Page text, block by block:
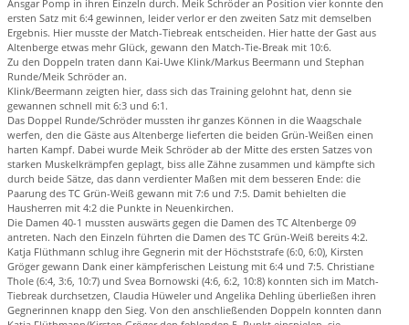
Ansgar Pomp in ihren Einzeln durch. Meik Schröder an Position vier konnte den
ersten Satz mit 6:4 gewinnen, leider verlor er den zweiten Satz mit demselben
Ergebnis. Hier musste der Match-Tiebreak entscheiden. Hier hatte der Gast aus
Altenberge etwas mehr Glück, gewann den Match-Tie-Break mit 10:6.
Zu den Doppeln traten dann Kai-Uwe Klink/Markus Beermann und Stephan
Runde/Meik Schröder an.
Klink/Beermann zeigten hier, dass sich das Training gelohnt hat, denn sie
gewannen schnell mit 6:3 und 6:1.
Das Doppel Runde/Schröder mussten ihr ganzes Können in die Waagschale
werfen, den die Gäste aus Altenberge lieferten die beiden Grün-Weißen einen
harten Kampf. Dabei wurde Meik Schröder ab der Mitte des ersten Satzes von
starken Muskelkrämpfen geplagt, biss alle Zähne zusammen und kämpfte sich
durch beide Sätze, das dann verdienter Maßen mit dem besseren Ende: die
Paarung des TC Grün-Weiß gewann mit 7:6 und 7:5. Damit behielten die
Hausherren mit 4:2 die Punkte in Neuenkirchen.
Die Damen 40-1 mussten auswärts gegen die Damen des TC Altenberge 09
antreten. Nach den Einzeln führten die Damen des TC Grün-Weiß bereits 4:2.
Katja Flüthmann schlug ihre Gegnerin mit der Höchststrafe (6:0, 6:0), Kirsten
Gröger gewann Dank einer kämpferischen Leistung mit 6:4 und 7:5. Christiane
Thole (6:4, 3:6, 10:7) und Svea Bornowski (4:6, 6:2, 10:8) konnten sich im Match-
Tiebreak durchsetzen, Claudia Hüweler und Angelika Dehling überließen ihren
Gegnerinnen knapp den Sieg. Von den anschließenden Doppeln konnten dann